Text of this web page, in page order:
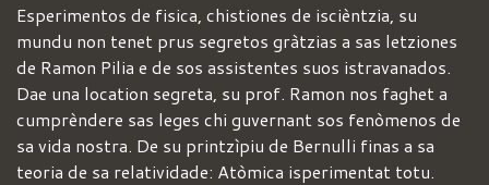
Esperimentos de fisica, chistiones de iscièntzia, su
mundu non tenet prus segretos gràtzias a sas letziones
de Ramon Pilia e de sos assistentes suos istravanados.
Dae una location segreta, su prof. Ramon nos faghet a
cumprèndere sas leges chi guvernant sos fenòmenos de
sa vida nostra. De su printzìpiu de Bernulli finas a sa
teoria de sa relatividade: Atòmica isperimentat totu.